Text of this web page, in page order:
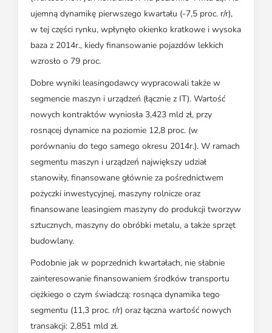
ujemną dynamikę pierwszego kwartału (-7,5 proc. r/r),
w tej części rynku, wpłynęło okienko kratkowe i wysoka
baza z 2014r., kiedy finansowanie pojazdów lekkich
wzrosło o 79 proc.
Dobre wyniki leasingodawcy wypracowali także w
segmencie maszyn i urządzeń (łącznie z IT). Wartość
nowych kontraktów wyniosła 3,423 mld zł, przy
rosnącej dynamice na poziomie 12,8 proc. (w
porównaniu do tego samego okresu 2014r.). W ramach
segmentu maszyn i urządzeń największy udział
stanowiły, finansowane głównie za pośrednictwem
pożyczki inwestycyjnej, maszyny rolnicze oraz
finansowane leasingiem maszyny do produkcji tworzyw
sztucznych, maszyny do obróbki metalu, a także sprzęt
budowlany.
Podobnie jak w poprzednich kwartałach, nie słabnie
zainteresowanie finansowaniem środków transportu
ciężkiego o czym świadczą: rosnąca dynamika tego
segmentu (11,3 proc. r/r) oraz łączna wartość nowych
transakcji: 2,851 mld zł.